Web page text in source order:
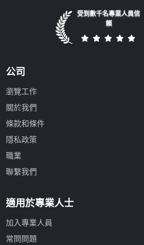
受到數千名專業人員信
賴
公司
瀏覽工作
關於我們
條款和條件
隱私政策
職業
聯繫我們
適用於專業人士
加入專業人員
常問問題